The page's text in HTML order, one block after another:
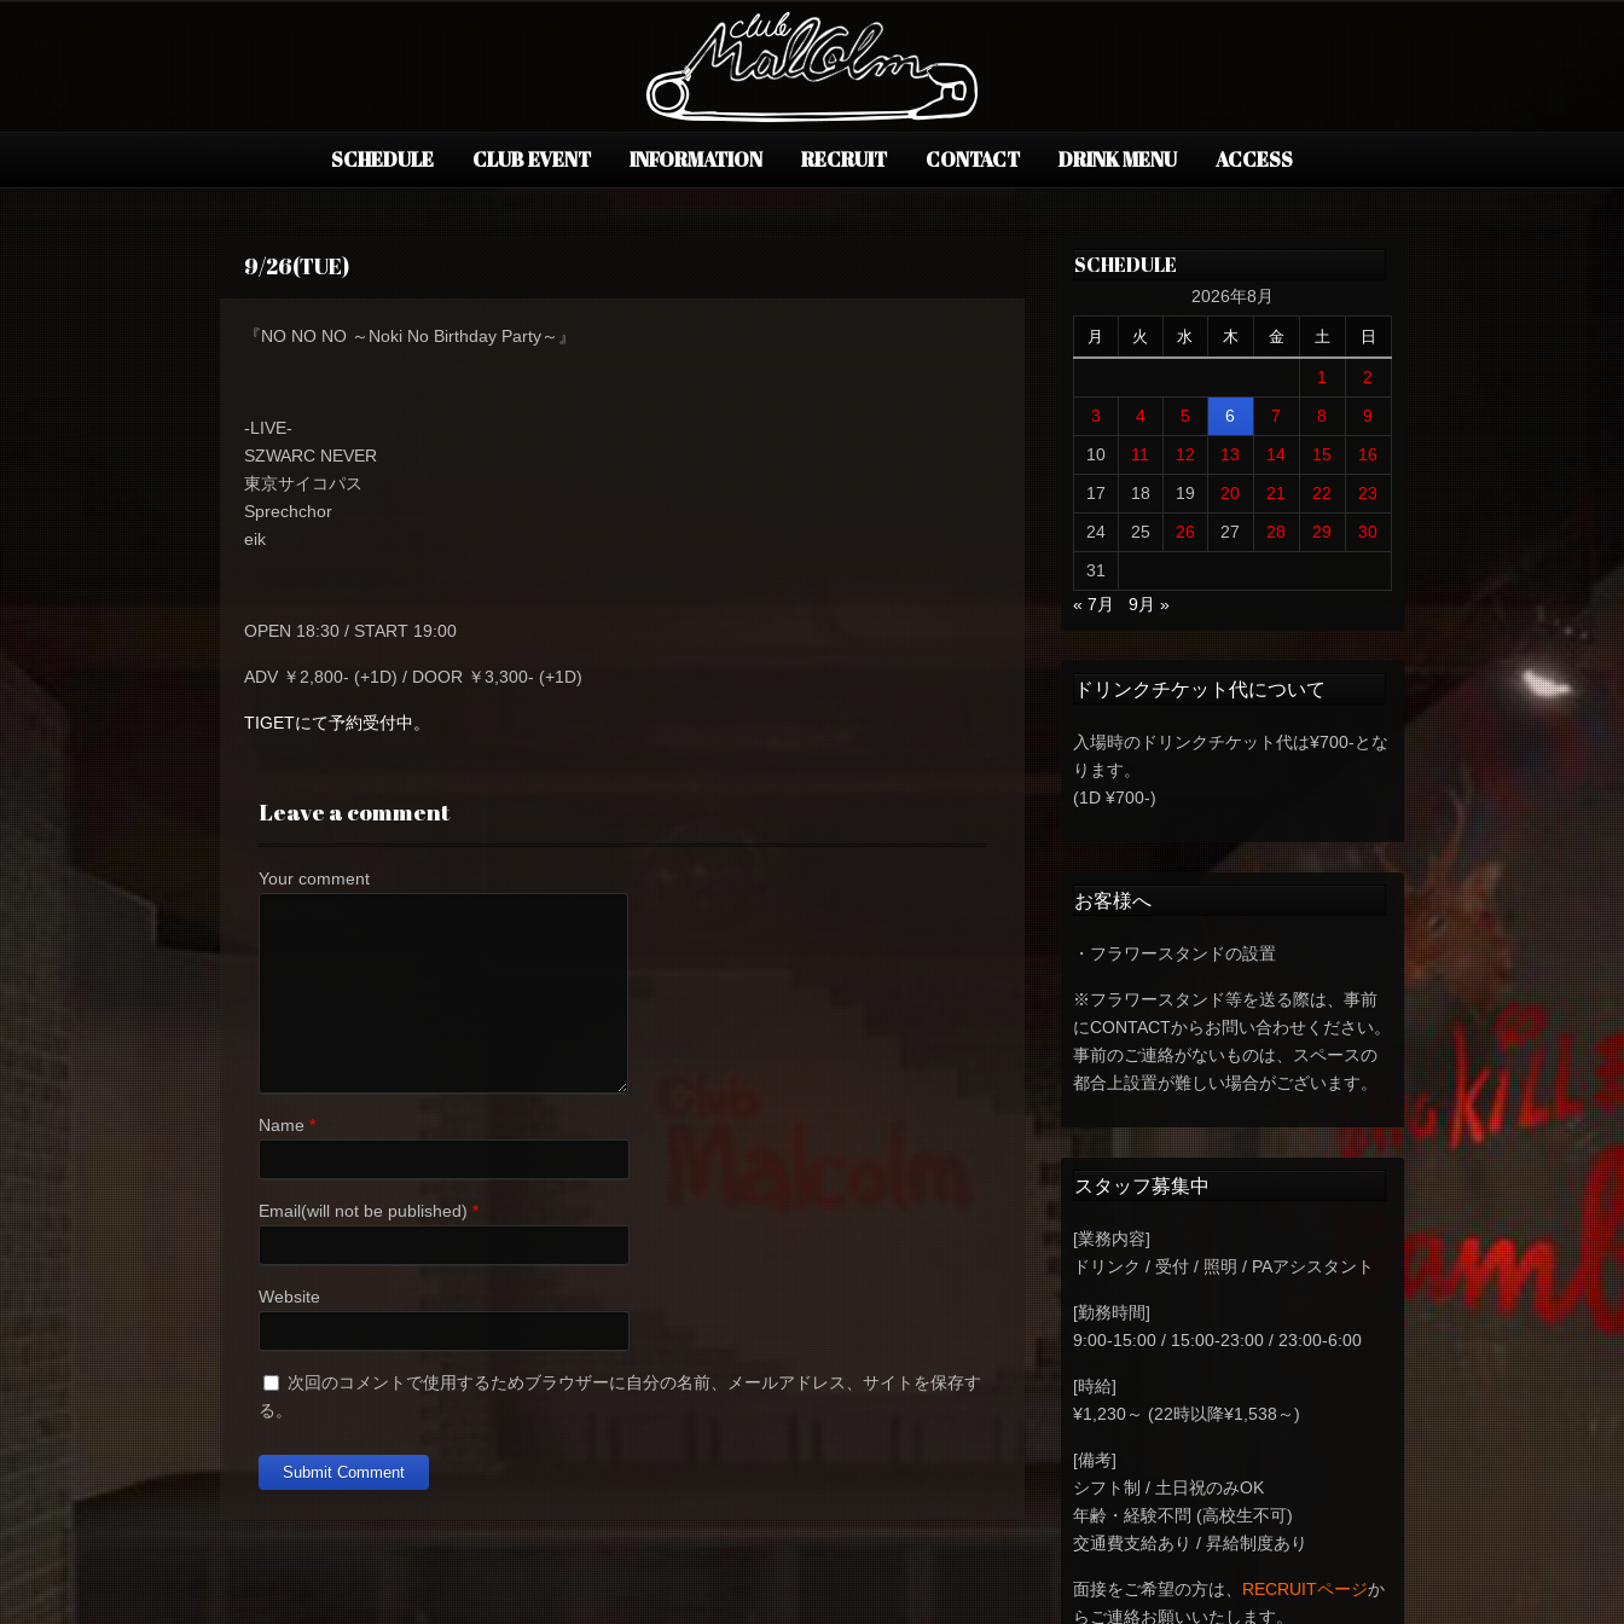
SCHEDULE CLUB EVENT INFORMATION RECRUIT CONTACT DRINK MENU ACCESS
9/26(TUE)
『NO NO NO ～Noki No Birthday Party～』
-LIVE-
SZWARC NEVER
東京サイコパス
Sprechchor
eik
OPEN 18:30 / START 19:00
ADV ￥2,800- (+1D) / DOOR ￥3,300- (+1D)
TIGETにて予約受付中。
Leave a comment
Your comment
Name *
Email(will not be published) *
Website
次回のコメントで使用するためブラウザーに自分の名前、メールアドレス、サイトを保存す
る。
SCHEDULE
2026年8月
月 火 水 木 金 土 日
1
2
3
4 5 6 7 8
9
10
11 12 13 14 15
16
17
18 19 20 21 22
23
24
25 26 27 28 29
30
31
« 7月
9月 »
ドリンクチケット代について
入場時のドリンクチケット代は¥700-とな
ります。
(1D ¥700-)
お客様へ
・フラワースタンドの設置
※フラワースタンド等を送る際は、事前
にCONTACTからお問い合わせください。
事前のご連絡がないものは、スペースの
都合上設置が難しい場合がございます。
スタッフ募集中
[業務内容]
ドリンク / 受付 / 照明 / PAアシスタント
[勤務時間]
9:00-15:00 / 15:00-23:00 / 23:00-6:00
[時給]
¥1,230～ (22時以降¥1,538～)
[備考]
シフト制 / 土日祝のみOK
年齢・経験不問 (高校生不可)
交通費支給あり / 昇給制度あり
面接をご希望の方は、 RECRUITページか
らご連絡お願いいたします。